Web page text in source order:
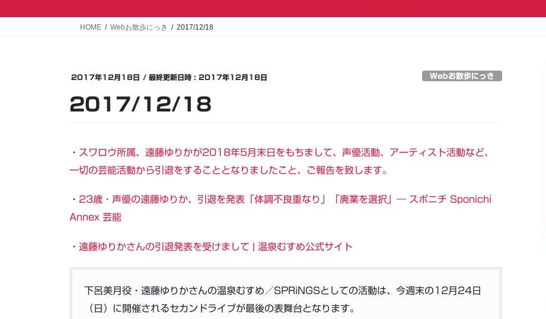
HOME Webお散歩にっき 2017/12/18
2017年12月18日 / 最終更新日時 : 2017年12月18日 Webお散歩にっき
2017/12/18
・ スワロウ所属、遠藤ゆりかが2018年5月末日をもちまして、声優活動、アーティスト活動など、
一切の芸能活動から引退をすることとなりましたこと、ご報告を致します。
・ 23歳・声優の遠藤ゆりか、引退を発表「体調不良重なり」「廃業を選択」― スポニチ Sponichi
Annex 芸能
・ 遠藤ゆりかさんの引退発表を受けまして | 温泉むすめ公式サイト
下呂美月役・遠藤ゆりかさんの温泉むすめ／SPRiNGSとしての活動は、今週末の12月24日
（日）に開催されるセカンドライブが最後の表舞台となります。